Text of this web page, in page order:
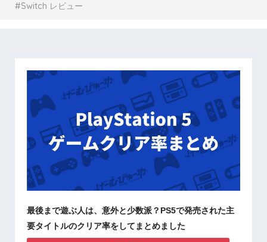
Switch レビュー
最後まで遊ぶ人は、意外と少数派？PS5で発売された主
要タイトルのクリア率をしてまとめました